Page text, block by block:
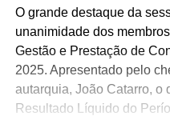
O grande destaque da
unanimidade dos
Gestão e Prestação de
2025. Apresentado pelo
autarquia, João Catarro, o
Resultado Líquido do